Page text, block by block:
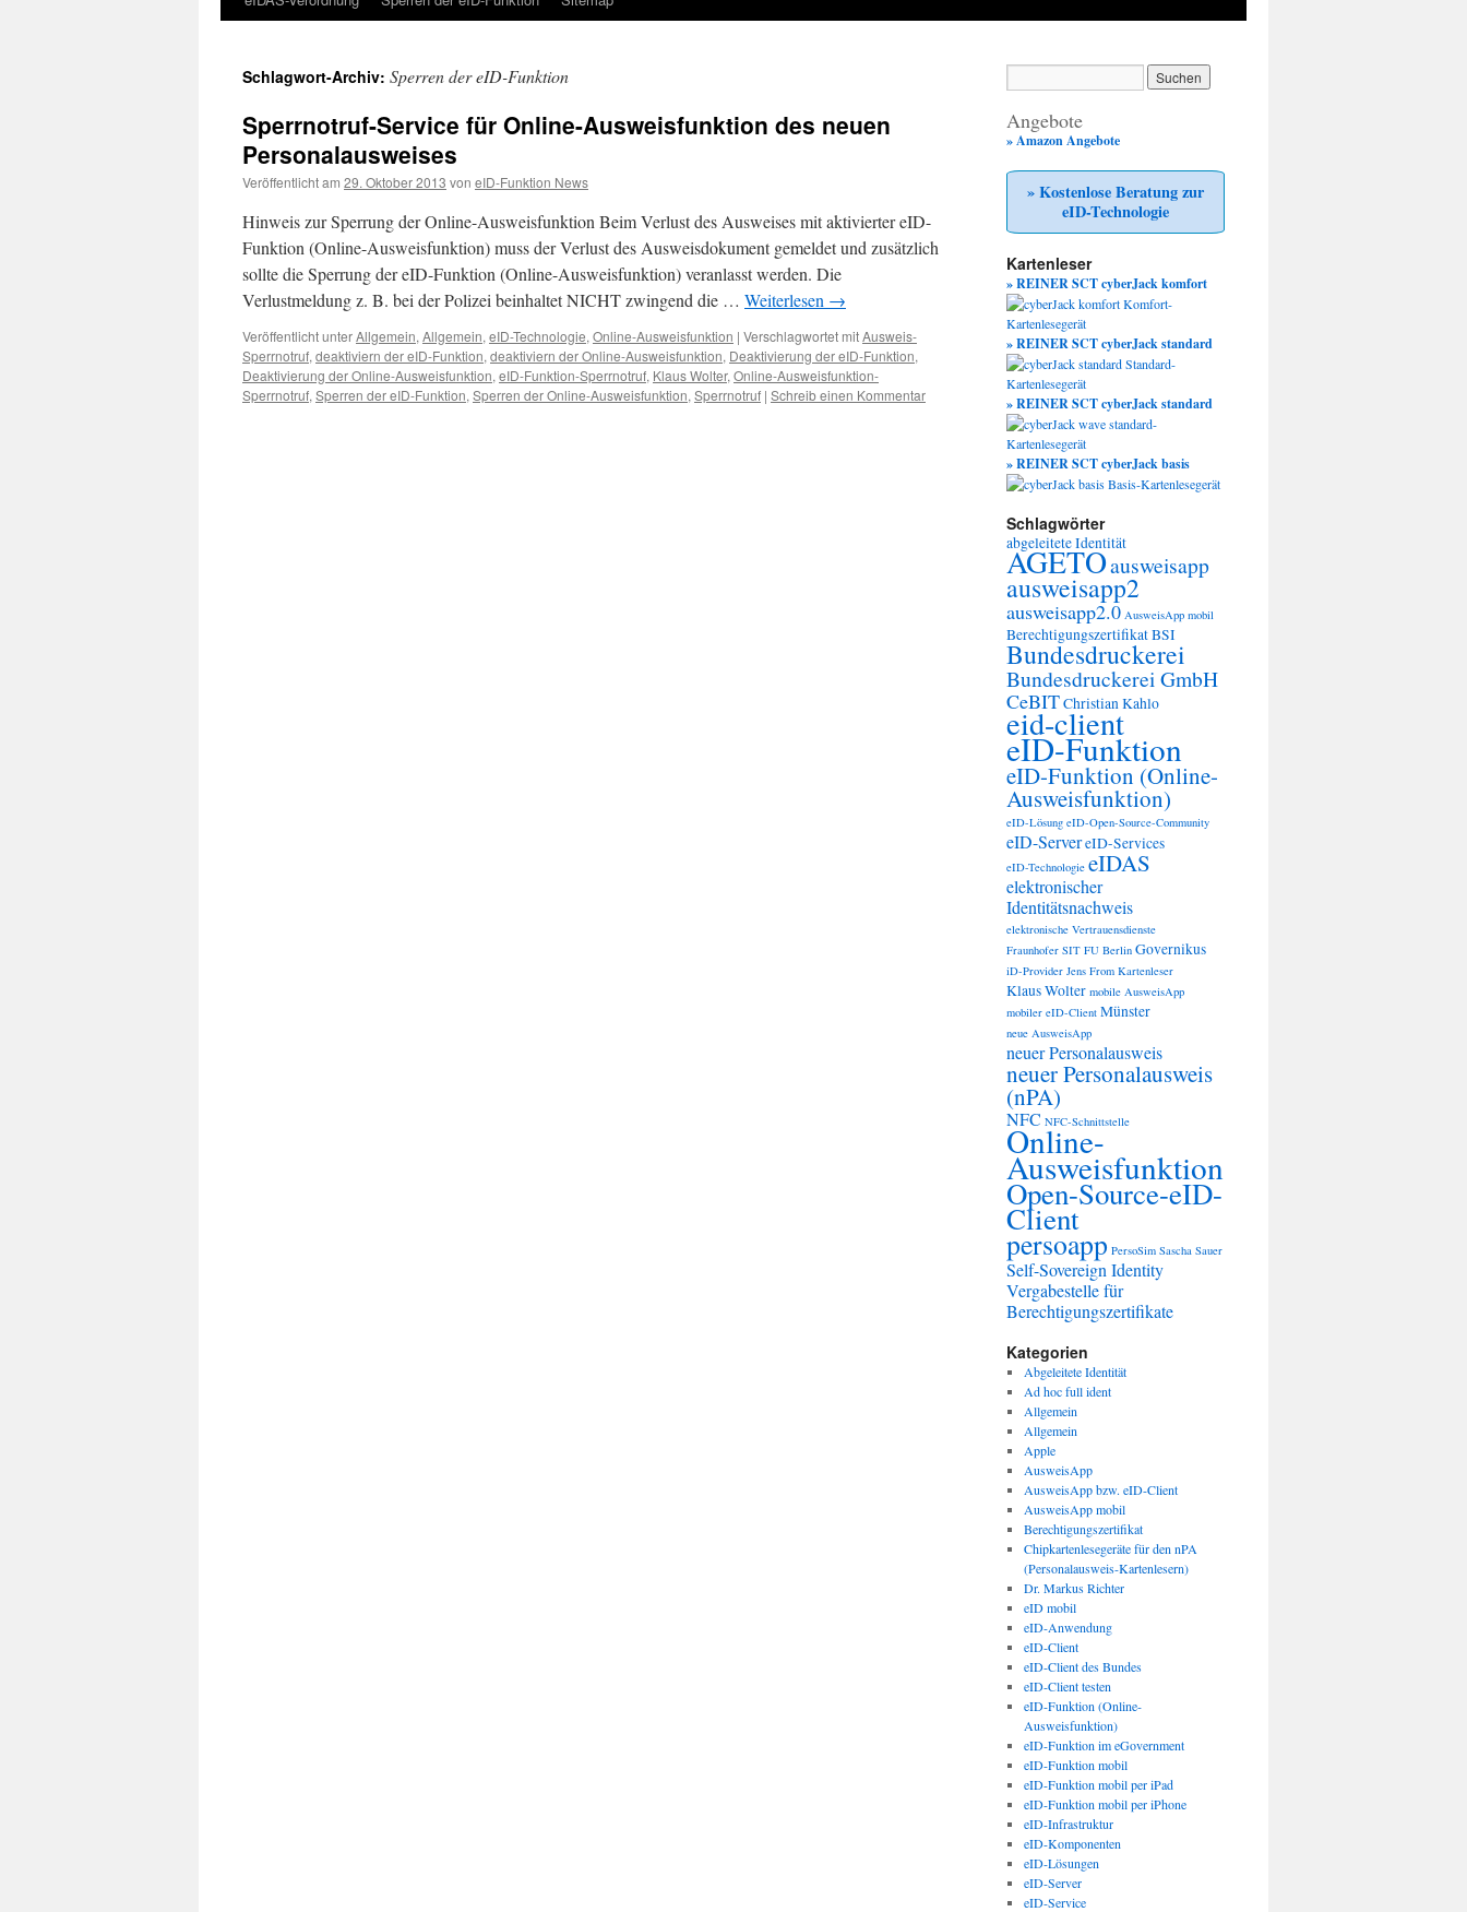
Schlagwort-Archiv: Sperren der eID-Funktion
Sperrnotruf-Service für Online-Ausweisfunktion des neuen
Personalausweises
Veröffentlicht am 29. Oktober 2013 von eID-Funktion News
Hinweis zur Sperrung der Online-Ausweisfunktion Beim Verlust des Ausweises mit aktivierter eID-
Funktion (Online-Ausweisfunktion) muss der Verlust des Ausweisdokument gemeldet und zusätzlich
sollte die Sperrung der eID-Funktion (Online-Ausweisfunktion) veranlasst werden. Die
Verlustmeldung z. B. bei der Polizei beinhaltet NICHT zwingend die … Weiterlesen →
Veröffentlicht unterAllgemein, Allgemein, eID-Technologie, Online-Ausweisfunktion | Verschlagwortet mitAusweis-
Sperrnotruf, deaktiviern der eID-Funktion, deaktiviern der Online-Ausweisfunktion, Deaktivierung der eID-Funktion,
Deaktivierung der Online-Ausweisfunktion, eID-Funktion-Sperrnotruf, Klaus Wolter, Online-Ausweisfunktion-
Sperrnotruf, Sperren der eID-Funktion, Sperren der Online-Ausweisfunktion, Sperrnotruf | Schreib einen Kommentar
Angebote
» Amazon Angebote
» Kostenlose Beratung zur
eID-Technologie
Kartenleser
» REINER SCT cyberJack komfort
» REINER SCT cyberJack standard
» REINER SCT cyberJack standard
» REINER SCT cyberJack basis
Schlagwörter
abgeleitete Identität
AGETOausweisapp
ausweisapp2
ausweisapp2.0 AusweisApp mobil
BerechtigungszertifikatBSI
Bundesdruckerei
Bundesdruckerei GmbH
CeBITChristian Kahlo
eid-client
eID-Funktion
eID-Funktion (Online-
Ausweisfunktion)
eID-Lösung eID-Open-Source-Community
eID-ServereID-Services
eID-Technologie eIDAS
elektronischer
Identitätsnachweis
elektronische Vertrauensdienste
Fraunhofer SIT FU Berlin Governikus
iD-Provider Jens From Kartenleser
Klaus Wolter mobile AusweisApp
mobiler eID-Client Münster
neue AusweisApp
neuer Personalausweis
neuer Personalausweis
(nPA)
NFC NFC-Schnittstelle
Online-
Ausweisfunktion
Open-Source-eID-
Client
persoapp PersoSim Sascha Sauer
Self-Sovereign Identity
Vergabestelle für
Berechtigungszertifikate
Kategorien
Abgeleitete Identität
Ad hoc full ident
Allgemein
Allgemein
Apple
AusweisApp
AusweisApp bzw. eID-Client
AusweisApp mobil
Berechtigungszertifikat
Chipkartenlesegeräte für den nPA
(Personalausweis-Kartenlesern)
Dr. Markus Richter
eID mobil
eID-Anwendung
eID-Client
eID-Client des Bundes
eID-Client testen
eID-Funktion (Online-
Ausweisfunktion)
eID-Funktion im eGovernment
eID-Funktion mobil
eID-Funktion mobil per iPad
eID-Funktion mobil per iPhone
eID-Infrastruktur
eID-Komponenten
eID-Lösungen
eID-Server
eID-Service